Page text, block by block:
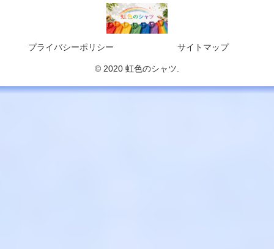
プライバシーポリシー サイトマップ
© 2020 虹色のシャツ.